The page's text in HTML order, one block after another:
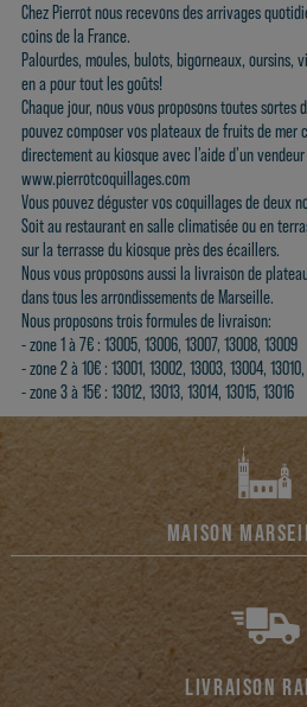
Chez Pierrot nous recevons des arrivages
coins de la France.
Palourdes, moules, bulots, bigorneaux, oursins,
en a pour tout les goûts!
Chaque jour, nous vous proposons toutes
pouvez composer vos plateaux de fruits de mer
directement au kiosque avec l'aide d'un
www.pierrotcoquillages.com
Vous pouvez déguster vos coquillages de deux
Soit aurestauranten salle climatisée ou en
sur la terrasse du kiosque près des écaillers.
Nous vous proposons aussi la livraison de
dans tous les arrondissements de Marseille.
Nous proposons trois formules de livraison:
- zone 1 à 7€ : 13005, 13006, 13007, 13008, 13009
- zone 2 à 10€ : 13001, 13002, 13003, 13004, 13010,
- zone 3 à 15€ : 13012, 13013, 13014, 13015, 13016
MAISON
LIVRAISON